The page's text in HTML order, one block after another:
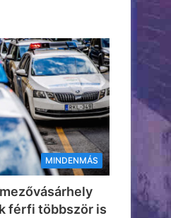
MINDENMÁS
férfi többször is